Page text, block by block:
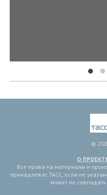
©
О
Все права на материалы и
принадлежат ТАСС, если не
может не